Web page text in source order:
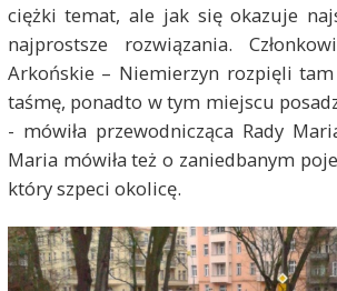
ciężki temat, ale jak się okazuje
najprostsze rozwiązania.
Arkońskie – Niemierzyn rozpięli tam
taśmę, ponadto w tym miejscu
- mówiła przewodnicząca Rady
Maria mówiła też o zaniedbanym
który szpeci okolicę.